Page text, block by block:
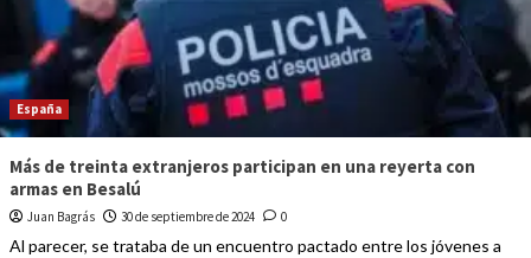
España
Más de treinta extranjeros participan en una reyerta con
armas en Besalú
Juan Bagrás 30 de septiembre de 2024 0
Al parecer, se trataba de un encuentro pactado entre los jóvenes a